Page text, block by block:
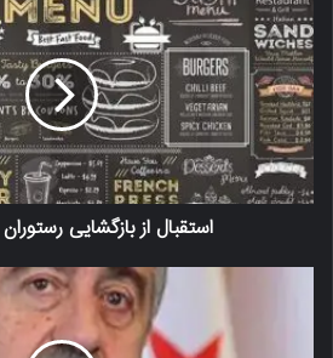
استقبال از بازگشایی